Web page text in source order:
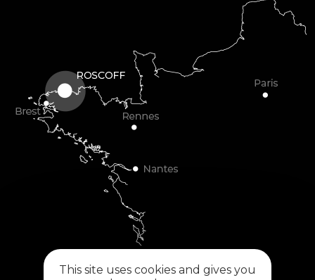
This site uses cookies and gives you